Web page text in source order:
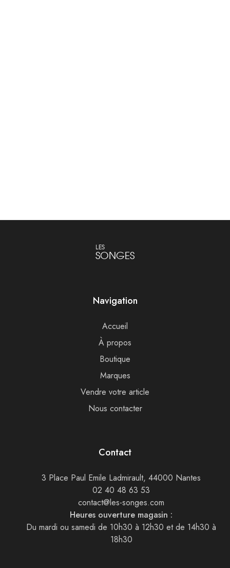
SONGES
LES
Navigation
Accueil
À propos
Boutique
Marques
Vendre votre article
Nous contacter
Contact
3 Place Paul Emile Ladmirault, 44000 Nantes
02 40 48 63 53
contact@les-songes.com
Heures ouverture magasin :
Du mardi ou samedi de 10h30 à 12h30 et de 14h30 à
18h30